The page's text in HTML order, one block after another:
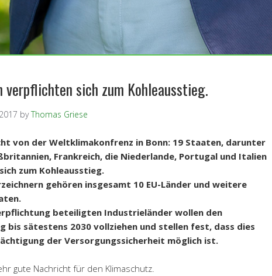
verpflichten sich zum Kohleausstieg.
byThomas Griese
von der Weltklimakonfrenz in Bonn: 19 Staaten, darunter
Frankreich, die Niederlande, Portugal und Italien
zum Kohleausstieg.
gehören insgesamt 10 EU-Länder und weitere
beteiligten Industrieländer wollen den
bis sätestens 2030 vollziehen und stellen fest, dass dies
der Versorgungssicherheit möglich ist.
gute Nachricht für den Klimaschutz.